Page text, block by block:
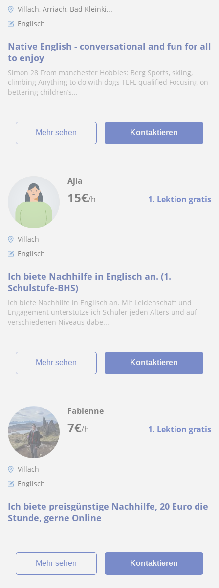
Villach, Arriach, Bad Kleinki...
Englisch
Native English - conversational and fun for all
to enjoy
Simon 28 From manchester Hobbies: Berg Sports, skiing,
climbing Anything to do with dogs TEFL qualified Focusing on
bettering children’s...
Mehr sehen Kontaktieren
15€/h 1. Lektion gratis
Ajla
Villach
Englisch
Ich biete Nachhilfe in Englisch an. (1.
Schulstufe-BHS)
Ich biete Nachhilfe in Englisch an. Mit Leidenschaft und
Engagement unterstütze ich Schüler jeden Alters und auf
verschiedenen Niveaus dabe...
Mehr sehen Kontaktieren
7€/h 1. Lektion gratis
Fabienne
Villach
Englisch
Ich biete preisgünstige Nachhilfe, 20 Euro die
Stunde, gerne Online
Mehr sehen Kontaktieren